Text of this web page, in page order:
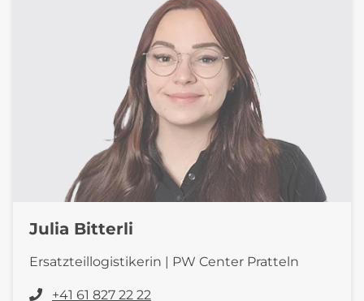
Julia Bitterli
Ersatzteillogistikerin | PW Center Pratteln
+41 61 827 22 22